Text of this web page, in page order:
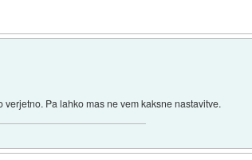
Pa lahko mas ne vem kaksne nastavitve.